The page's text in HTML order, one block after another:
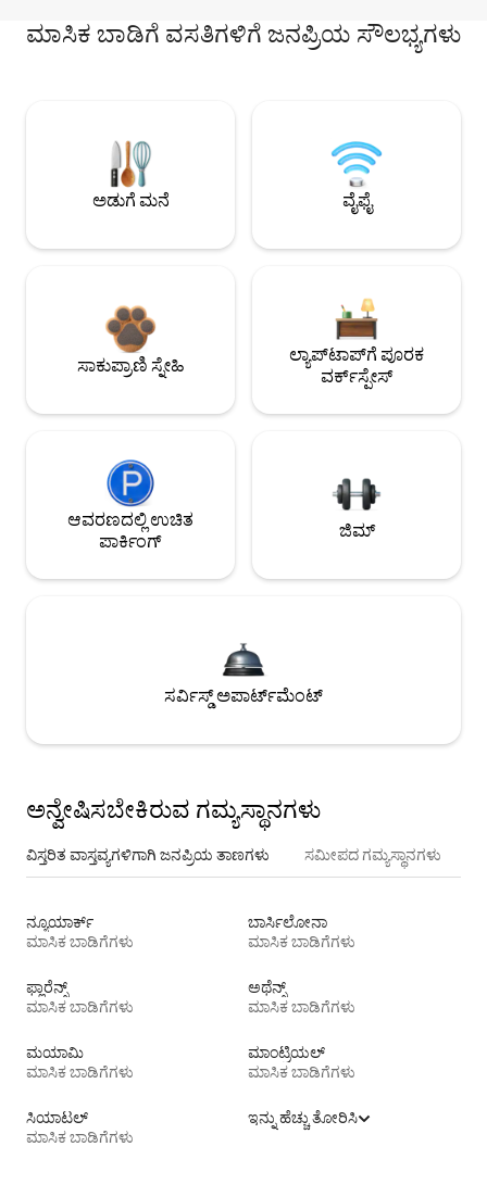
ಮಾಸಿಕ ಬಾಡಿಗೆ ವಸತಿಗಳಿಗೆ ಜನಪ್ರಿಯ ಸೌಲಭ್ಯಗಳು
ಅಡುಗೆ ಮನೆ ವೈಫೈ
ಸಾಕುಪ್ರಾಣಿ ಸ್ನೇಹಿ
ಲ್ಯಾಪ್‌ಟಾಪ್‌ಗೆ ಪೂರಕ
ವರ್ಕ್‌ಸ್ಪೇಸ್
ಆವರಣದಲ್ಲಿ ಉಚಿತ
ಪಾರ್ಕಿಂಗ್
ಜಿಮ್
ಸರ್ವಿಸ್ಡ್ ಅಪಾರ್ಟ್‌ಮೆಂಟ್
ಅನ್ವೇಷಿಸಬೇಕಿರುವ ಗಮ್ಯಸ್ಥಾನಗಳು
ವಿಸ್ತರಿತ ವಾಸ್ತವ್ಯಗಳಿಗಾಗಿ ಜನಪ್ರಿಯ ತಾಣಗಳು ಸಮೀಪದ ಗಮ್ಯಸ್ಥಾನಗಳು
ನ್ಯೂಯಾರ್ಕ್
ಮಾಸಿಕ ಬಾಡಿಗೆಗಳು
ಬಾರ್ಸಿಲೋನಾ
ಮಾಸಿಕ ಬಾಡಿಗೆಗಳು
ಫ್ಲಾರೆನ್ಸ್
ಮಾಸಿಕ ಬಾಡಿಗೆಗಳು
ಅಥೆನ್ಸ್
ಮಾಸಿಕ ಬಾಡಿಗೆಗಳು
ಮಯಾಮಿ
ಮಾಸಿಕ ಬಾಡಿಗೆಗಳು
ಮಾಂಟ್ರಿಯಲ್
ಮಾಸಿಕ ಬಾಡಿಗೆಗಳು
ಸಿಯಾಟಲ್
ಮಾಸಿಕ ಬಾಡಿಗೆಗಳು
ಇನ್ನು ಹೆಚ್ಚು ತೋರಿಸಿ